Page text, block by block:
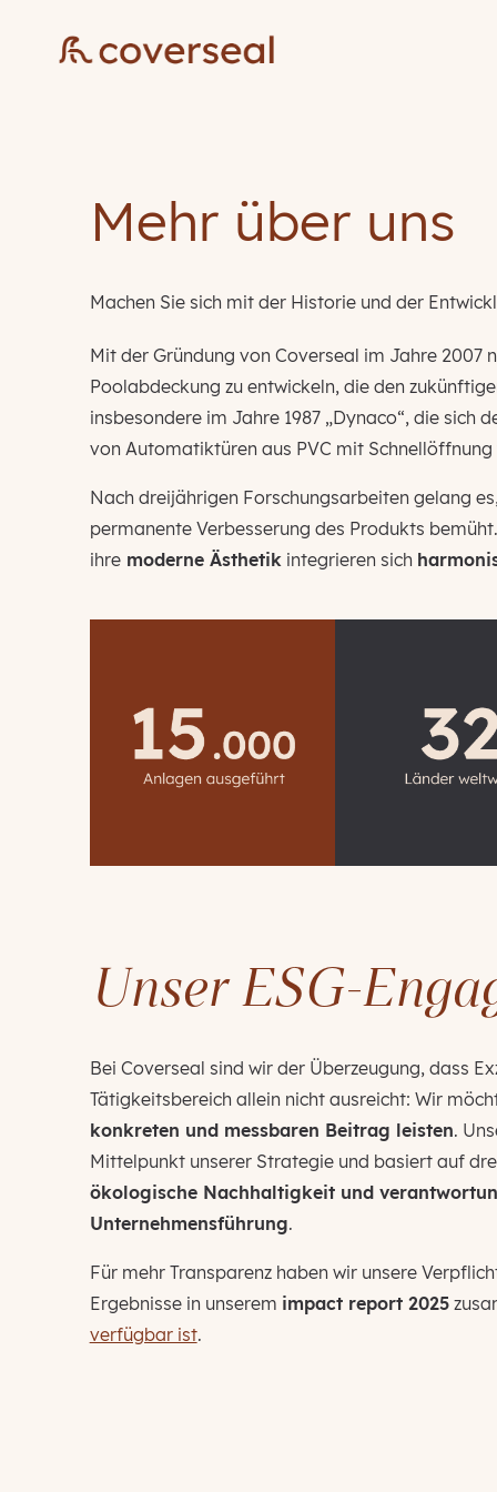
Mehr über uns
Machen Sie sich mit der Historie und der
Mit der Gründung von Coverseal im Jahre 2007
Poolabdeckung zu entwickeln, die den
insbesondere im Jahre 1987 „Dynaco“, die sich
von Automatiktüren aus PVC mit Schnellöffnung
Nach dreijährigen Forschungsarbeiten gelang
permanente Verbesserung des Produkts
ihremoderne Ästhetikintegrieren sich
Unser ESG-
Bei Coverseal sind wir der Überzeugung, dass
Tätigkeitsbereich allein nicht ausreicht: Wir
konkreten und messbaren Beitrag leisten.
Mittelpunkt unserer Strategie und basiert auf
ökologische Nachhaltigkeit und
Unternehmensführung.
Für mehr Transparenz haben wir unsere
Ergebnisse in unserem impact report 2025
verfügbar ist.